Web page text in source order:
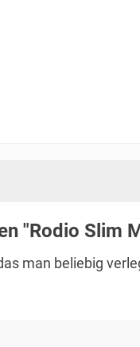
"Rodio Slim
man beliebig